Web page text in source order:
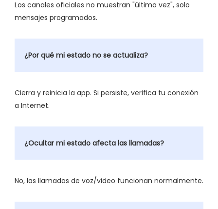
Los canales oficiales no muestran "última vez", solo
mensajes programados.
¿Por qué mi estado no se actualiza?
Cierra y reinicia la app. Si persiste, verifica tu conexión
a Internet.
¿Ocultar mi estado afecta las llamadas?
No, las llamadas de voz/video funcionan normalmente.